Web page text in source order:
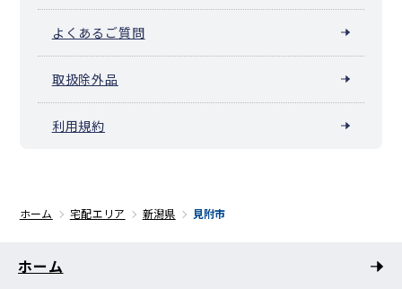
よくあるご質問
取扱除外品
利用規約
ホーム 宅配エリア 新潟県 見附市
ホーム